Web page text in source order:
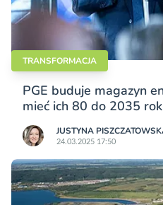
TRANSFORMACJA
PGE buduje magazyn
mieć ich 80 do 2035
JUSTYNA
24.03.2025 17:50